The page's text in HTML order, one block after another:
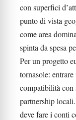
con superfici
punto di vista
come area
spinta da spesa
Per un progetto
tornasole:
compatibilità con
partnership
deve fare i conti